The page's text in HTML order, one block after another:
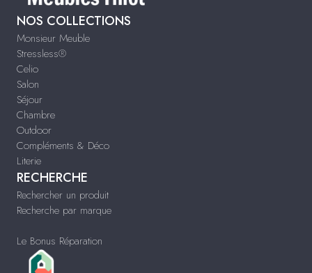
NOS COLLECTIONS
Monsieur Meuble
Stressless®
Celio
Salon
Séjour
Chambre
Outdoor
Compléments & Déco
Literie
RECHERCHE
Rechercher un produit
Recherche par marque
Le Bonus Réparation